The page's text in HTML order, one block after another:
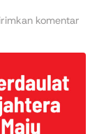
komentar